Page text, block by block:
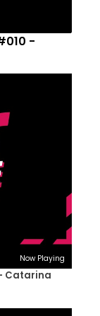
-
Now Playing
Catarina